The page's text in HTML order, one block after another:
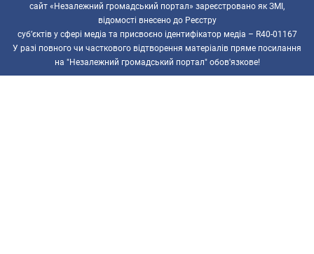
сайт «Незалежний громадський портал» зареєстровано як ЗМІ,
відомості внесено до Реєстру
суб’єктів у сфері медіа та присвоєно ідентифікатор медіа – R40-01167
У разі повного чи часткового відтворення матеріалів пряме посилання
на "Незалежний громадський портал" обов'язкове!